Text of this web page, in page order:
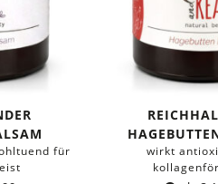
für
wirkt